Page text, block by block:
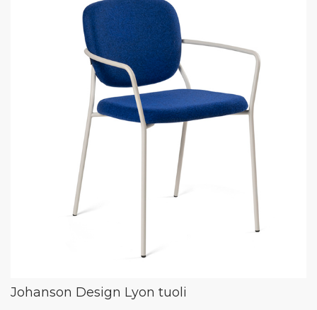
Johanson Design Lyon tuoli